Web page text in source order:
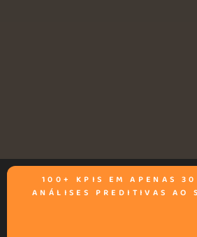
100+ KPIS EM APENAS 30
ANÁLISES PREDITIVAS AO